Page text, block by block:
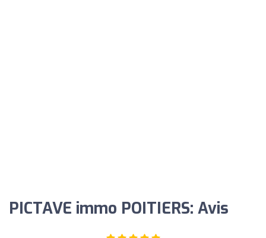
PICTAVE immo POITIERS: Avis